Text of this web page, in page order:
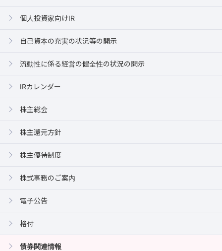
個人投資家向けIR
自己資本の充実の状況等の開示
流動性に係る経営の健全性の状況の開示
IRカレンダー
株主総会
株主還元方針
株主優待制度
株式事務のご案内
電子公告
格付
債券関連情報